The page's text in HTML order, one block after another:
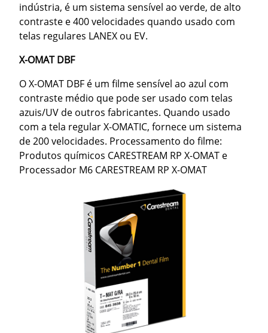
indústria, é um sistema sensível ao verde, de alto
contraste e 400 velocidades quando usado com
telas regulares LANEX ou EV.
X-OMAT DBF
O X-OMAT DBF é um filme sensível ao azul com
contraste médio que pode ser usado com telas
azuis/UV de outros fabricantes. Quando usado
com a tela regular X-OMATIC, fornece um sistema
de 200 velocidades. Processamento do filme:
Produtos químicos CARESTREAM RP X-OMAT e
Processador M6 CARESTREAM RP X-OMAT